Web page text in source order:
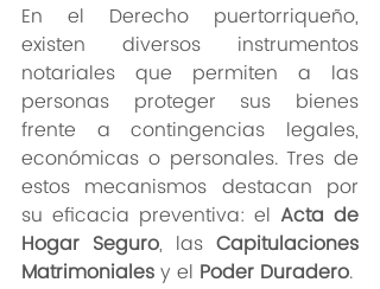
En el Derecho puertorriqueño,
existen diversos instrumentos
notariales que permiten a las
personas proteger sus bienes
frente a contingencias legales,
económicas o personales. Tres de
estos mecanismos destacan por
su eficacia preventiva: el Acta de
Hogar Seguro, las Capitulaciones
Matrimoniales y el Poder Duradero.